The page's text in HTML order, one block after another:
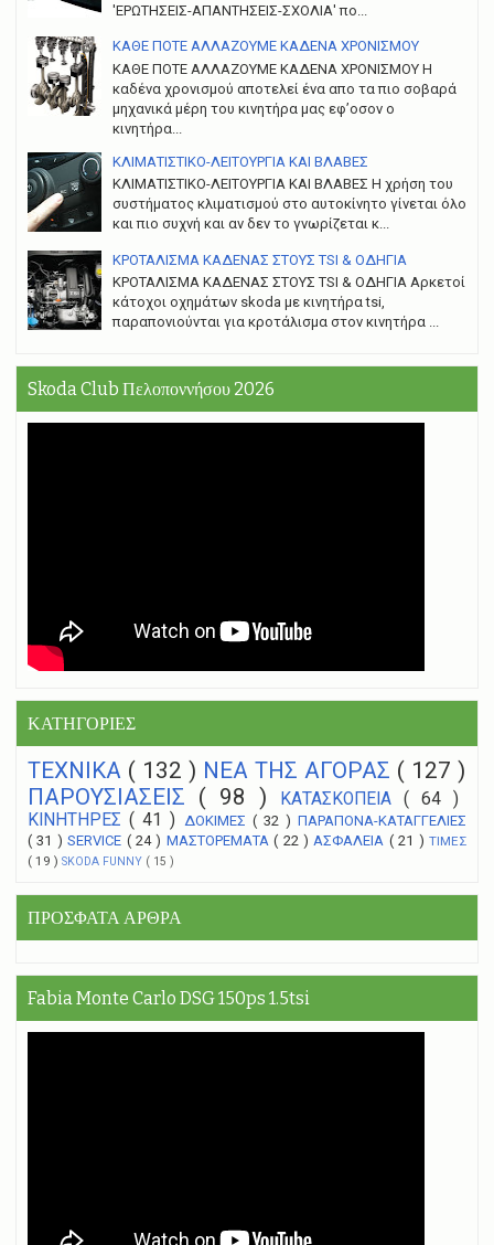
'ΕΡΩΤΗΣΕΙΣ-ΑΠΑΝΤΗΣΕΙΣ-ΣΧΟΛΙΑ' πο...
ΚΑΘΕ ΠΟΤΕ ΑΛΛΑΖΟΥΜΕ ΚΑΔΕΝΑ ΧΡΟΝΙΣΜΟΥ
ΚΑΘΕ ΠΟΤΕ ΑΛΛΑΖΟΥΜΕ ΚΑΔΕΝΑ ΧΡΟΝΙΣΜΟΥ Η
καδένα χρονισμού αποτελεί ένα απο τα πιο σοβαρά
μηχανικά μέρη του κινητήρα μας εφ’οσον ο
κινητήρα...
ΚΛΙΜΑΤΙΣΤΙΚΟ-ΛΕΙΤΟΥΡΓΙΑ ΚΑΙ ΒΛΑΒΕΣ
ΚΛΙΜΑΤΙΣΤΙΚΟ-ΛΕΙΤΟΥΡΓΙΑ ΚΑΙ ΒΛΑΒΕΣ H χρήση του
συστήματος κλιματισμού στο αυτοκίνητο γίνεται όλο
και πιο συχνή και αν δεν το γνωρίζεται κ...
ΚΡΟΤΑΛΙΣΜΑ ΚΑΔΕΝΑΣ ΣΤΟΥΣ TSI & ΟΔΗΓΙΑ
ΚΡΟΤΑΛΙΣΜΑ ΚΑΔΕΝΑΣ ΣΤΟΥΣ TSI & ΟΔΗΓΙΑ Αρκετοί
κάτοχοι οχημάτων skoda με κινητήρα tsi,
παραπονιούνται για κροτάλισμα στον κινητήρα ...
Skoda Club Πελοποννήσου 2026
ΚΑΤΗΓΟΡΙΕΣ
ΤΕΧΝΙΚΑ ( 132 ) NEA THΣ ΑΓΟΡΑΣ ( 127 )
ΠΑΡΟΥΣΙΑΣΕΙΣ ( 98 ) ΚΑΤΑΣΚΟΠΕΙΑ ( 64 )
ΚΙΝΗΤΗΡΕΣ( 41 ) ΔΟΚΙΜΕΣ ( 32 ) ΠΑΡΑΠΟΝΑ-ΚΑΤΑΓΓΕΛΙΕΣ
( 31 )SERVICE ( 24 ) ΜΑΣΤΟΡΕΜΑΤΑ( 22 ) ΑΣΦΑΛΕΙΑ ( 21 )ΤΙΜΕΣ
( 19 ) SKODA FUNNY ( 15 )
ΠΡΟΣΦΑΤΑ ΑΡΘΡΑ
Fabia Monte Carlo DSG 150ps 1.5tsi